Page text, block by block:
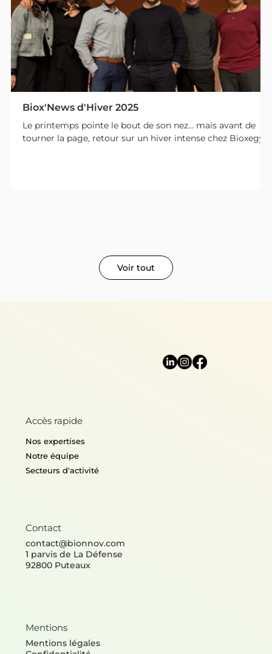
Biox'News d'Hiver 2025
Le printemps pointe le bout de son nez… mais avant de
tourner la page, retour sur un hiver intense chez Bioxegy.
Voir tout
Accès rapide
Nos expertises
Notre équipe
Secteurs d'activité
Contact
contact@bionnov.com
1 parvis de La Défense
92800 Puteaux
Mentions
Mentions légales